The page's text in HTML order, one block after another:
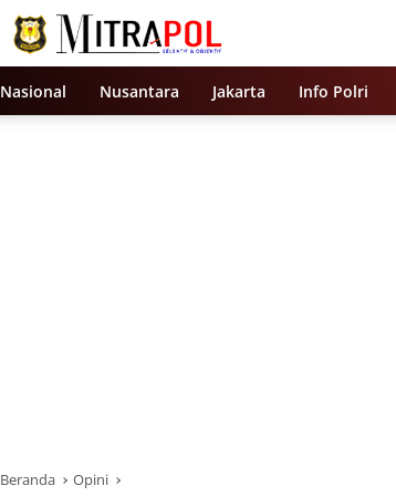
Nasional Nusantara Jakarta Info Polri
Beranda Opini